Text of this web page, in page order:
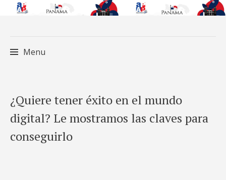
Menu
to
content
¿Quiere tener éxito en el mundo
digital? Le mostramos las claves para
conseguirlo